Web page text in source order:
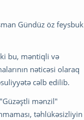
Gündüz öz feysbuk
ki bu, məntiqli və
nəticəsi olaraq
cəlb edilib.
mənzil"
təhlükəsizliyin